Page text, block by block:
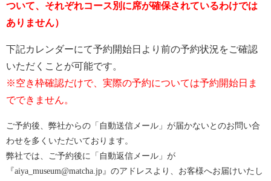
ついて、それぞれコース別に席が確保されているわけでは
ありません）
下記カレンダーにて予約開始日より前の予約状況をご確認
いただくことが可能です。
※空き枠確認だけで、実際の予約については予約開始日ま
でできません。
ご予約後、弊社からの「自動送信メール」が届かないとのお問い合
わせを多くいただいております。
弊社では、ご予約後に「自動返信メール」が
『aiya_museum@matcha.jp』のアドレスより、お客様へお届けいたし